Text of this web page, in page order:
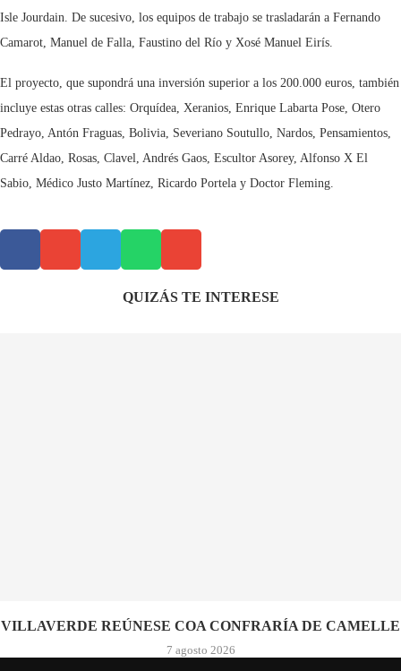
Isle Jourdain. De sucesivo, los equipos de trabajo se trasladarán a Fernando
Camarot, Manuel de Falla, Faustino del Río y Xosé Manuel Eirís.
El proyecto, que supondrá una inversión superior a los 200.000 euros, también
incluye estas otras calles: Orquídea, Xeranios, Enrique Labarta Pose, Otero
Pedrayo, Antón Fraguas, Bolivia, Severiano Soutullo, Nardos, Pensamientos,
Carré Aldao, Rosas, Clavel, Andrés Gaos, Escultor Asorey, Alfonso X El
Sabio, Médico Justo Martínez, Ricardo Portela y Doctor Fleming.
QUIZÁS TE INTERESE
VILLAVERDE REÚNESE COA CONFRARÍA DE CAMELLE
7 agosto 2026